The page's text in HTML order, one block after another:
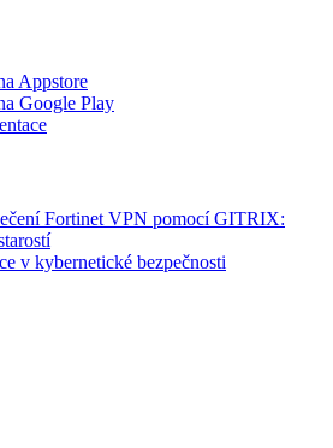
Appstore
Google Play
Fortinet VPN pomocí GITRIX:
v kybernetické bezpečnosti